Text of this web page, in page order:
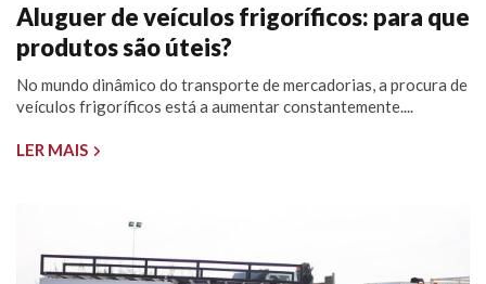
Aluguer de veículos frigoríficos: para que
produtos são úteis?
No mundo dinâmico do transporte de mercadorias, a procura de
veículos frigoríficos está a aumentar constantemente....
LER MAIS